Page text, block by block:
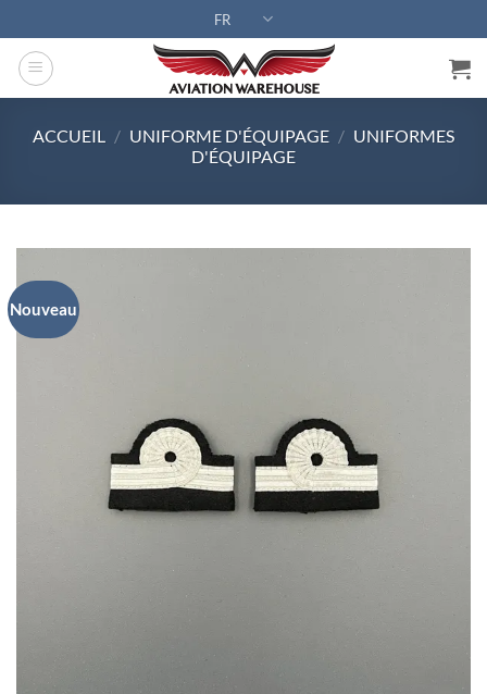
au
contenu
FR
ACCUEIL / UNIFORME D'ÉQUIPAGE / UNIFORMES
D'ÉQUIPAGE
Nouveau